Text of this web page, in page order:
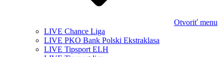
Otvoriť menu
LIVE Chance Liga
LIVE PKO Bank Polski Ekstraklasa
LIVE Tipsport ELH